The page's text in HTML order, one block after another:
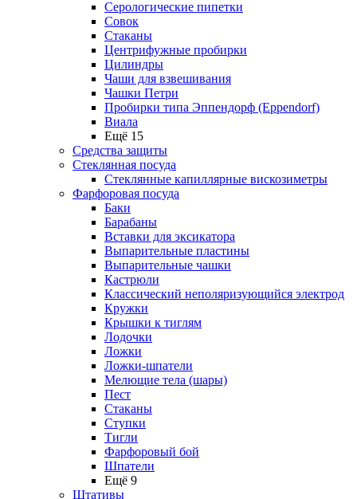
Серологические пипетки
Совок
Стаканы
Центрифужные пробирки
Цилиндры
Чаши для взвешивания
Чашки Петри
Пробирки типа Эппендорф (Eppendorf)
Виала
Ещё 15
Средства защиты
Стеклянная посуда
Стеклянные капиллярные вискозиметры
Фарфоровая посуда
Баки
Барабаны
Вставки для эксикатора
Выпарительные пластины
Выпарительные чашки
Кастрюли
Классический неполяризующийся электрод
Кружки
Крышки к тиглям
Лодочки
Ложки
Ложки-шпатели
Мелющие тела (шары)
Пест
Стаканы
Ступки
Тигли
Фарфоровый бой
Шпатели
Ещё 9
Штативы